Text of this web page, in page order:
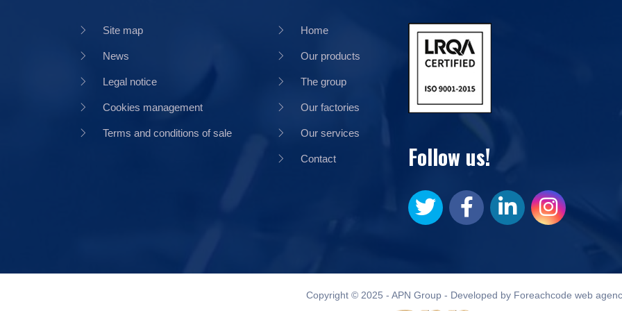
Site map
News
Legal notice
Cookies management
Terms and conditions of sale
Home
Our products
The group
Our factories
Our services
Contact Follow us!
Copyright © 2025 - APN Group - Developed by Foreachcode web